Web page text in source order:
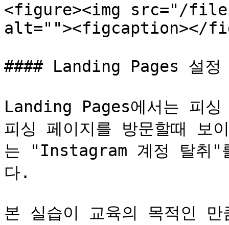
<figure><img src="/files/
alt=""><figcaption></
#### Landing Pages 설정
Landing Pages에서는 피싱
피싱 페이지를 방문할때 보
는 "Instagram 계정 탈취"
다.
본 실습이 교육의 목적인